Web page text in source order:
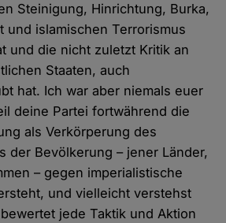
Steinigung, Hinrichtung, Burka,
und islamischen Terrorismus
und die nicht zuletzt Kritik an
Staaten, auch
hat. Ich war aber niemals euer
deine Partei fortwährend die
als Verkörperung des
der Bevölkerung – jener Länder,
– gegen imperialistische
und vielleicht verstehst
jede Taktik und Aktion